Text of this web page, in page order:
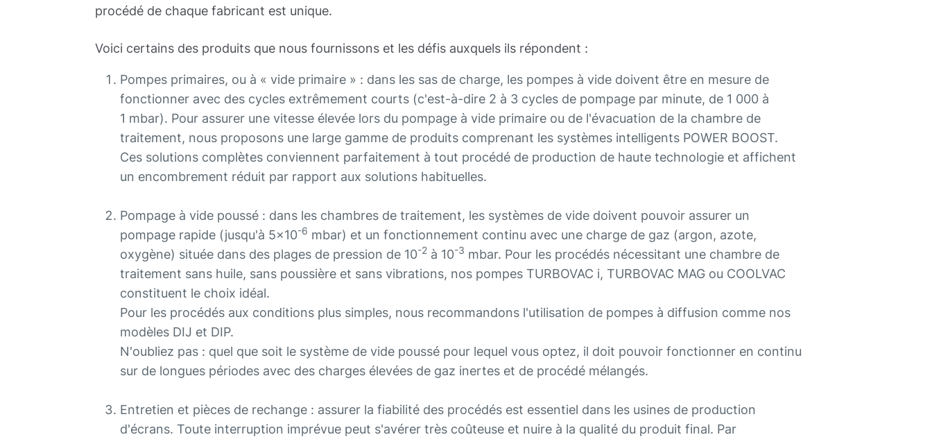
procédé de chaque fabricant est unique.
Voici certains des produits que nous fournissons et les défis auxquels ils répondent :
Pompes primaires, ou à « vide primaire » : dans les sas de charge, les pompes à vide doivent être en mesure de
fonctionner avec des cycles extrêmement courts (c'est-à-dire 2 à 3 cycles de pompage par minute, de 1 000 à
1 mbar). Pour assurer une vitesse élevée lors du pompage à vide primaire ou de l'évacuation de la chambre de
traitement, nous proposons une large gamme de produits comprenant les systèmes intelligents POWER BOOST.
Ces solutions complètes conviennent parfaitement à tout procédé de production de haute technologie et affichent
un encombrement réduit par rapport aux solutions habituelles.
Pompage à vide poussé : dans les chambres de traitement, les systèmes de vide doivent pouvoir assurer un
pompage rapide (jusqu'à 5x10-6 mbar) et un fonctionnement continu avec une charge de gaz (argon, azote,
oxygène) située dans des plages de pression de 10-2 à 10-3 mbar. Pour les procédés nécessitant une chambre de
traitement sans huile, sans poussière et sans vibrations, nos pompes TURBOVAC i, TURBOVAC MAG ou COOLVAC
constituent le choix idéal.
Pour les procédés aux conditions plus simples, nous recommandons l'utilisation de pompes à diffusion comme nos
modèles DIJ et DIP.
N'oubliez pas : quel que soit le système de vide poussé pour lequel vous optez, il doit pouvoir fonctionner en continu
sur de longues périodes avec des charges élevées de gaz inertes et de procédé mélangés.
Entretien et pièces de rechange : assurer la fiabilité des procédés est essentiel dans les usines de production
d'écrans. Toute interruption imprévue peut s'avérer très coûteuse et nuire à la qualité du produit final. Par